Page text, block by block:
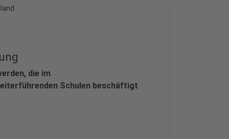
die im
Schulen beschäftigt